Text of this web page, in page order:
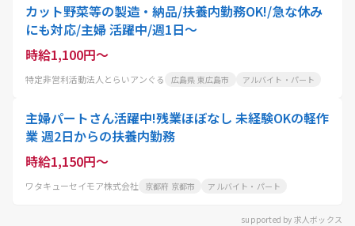
カット野菜等の製造・納品/扶養内勤務OK!/急な休み
にも対応/主婦 活躍中/週1日～
時給1,100円～
特定非営利活動法人とらいアンぐる 広島県 東広島市 アルバイト・パート
主婦パートさん活躍中!残業ほぼなし 未経験OKの軽作
業 週2日からの扶養内勤務
時給1,150円～
ワタキューセイモア株式会社 京都府 京都市 アルバイト・パート
supported by 求人ボックス